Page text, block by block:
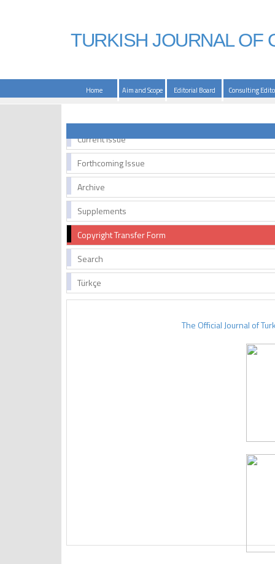
TURKISH JOURNAL OF
Home Aim and Scope Editorial Board Consulting
Current Issue
Forthcoming Issue
Archive
Supplements
Copyright Transfer Form
Search
Türkçe
The Official Journal of